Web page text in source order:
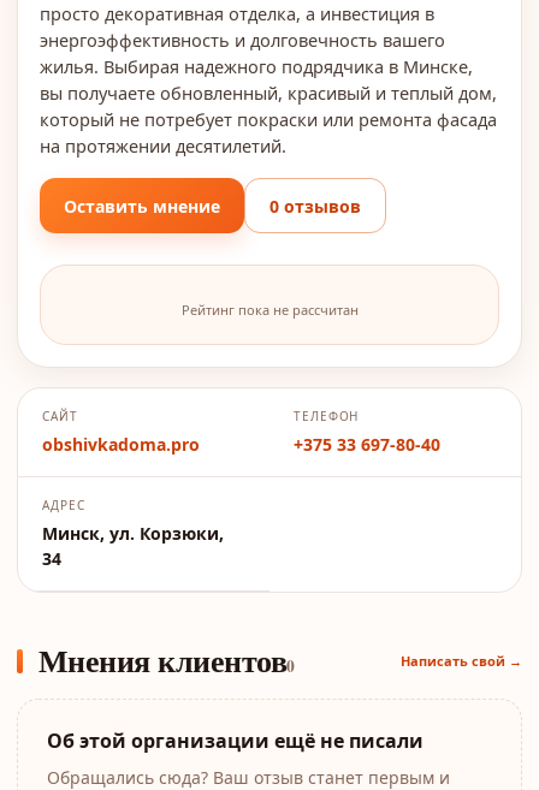
просто декоративная отделка, а инвестиция в
энергоэффективность и долговечность вашего
жилья. Выбирая надежного подрядчика в Минске,
вы получаете обновленный, красивый и теплый дом,
который не потребует покраски или ремонта фасада
на протяжении десятилетий.
Оставить мнение 0 отзывов
Рейтинг пока не рассчитан
САЙТ
obshivkadoma.pro
ТЕЛЕФОН
+375 33 697-80-40
АДРЕС
Минск, ул. Корзюки,
34
Мнения клиентов0 Написать свой →
Об этой организации ещё не писали
Обращались сюда? Ваш отзыв станет первым и